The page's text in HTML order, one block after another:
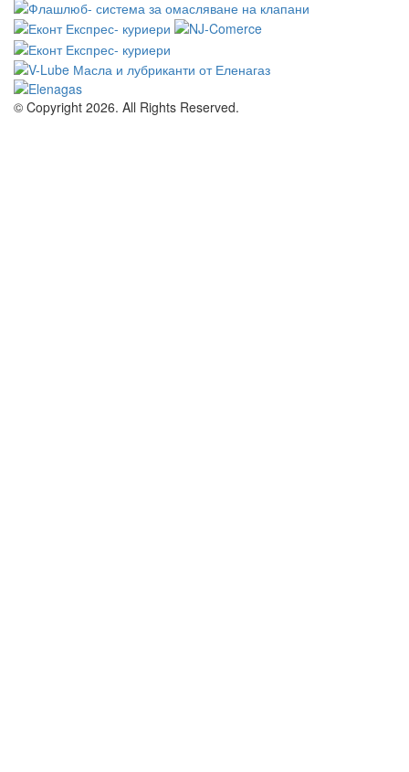
© Copyright 2026. All Rights Reserved.